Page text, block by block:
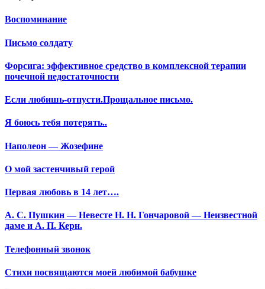
Воспоминание
Письмо солдату
Форсига: эффективное средство в комплексной терапии
почечной недостаточности
Если любишь-отпусти.Прощальное письмо.
Я боюсь тебя потерять..
Наполеон — Жозефине
О мой застенчивый герой
Первая любовь в 14 лет….
А. С. Пушкин — Невесте Н. Н. Гончаровой — Неизвестной
даме и А. П. Керн.
Телефонный звонок
Стихи посвящаются моей любимой бабушке